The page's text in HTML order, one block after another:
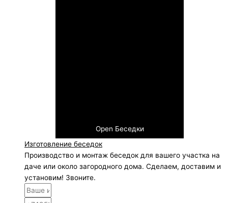
Open Беседки
Изготовление беседок
Производство и монтаж беседок для вашего участка на
даче или около загородного дома. Сделаем, доставим и
установим! Звоните.